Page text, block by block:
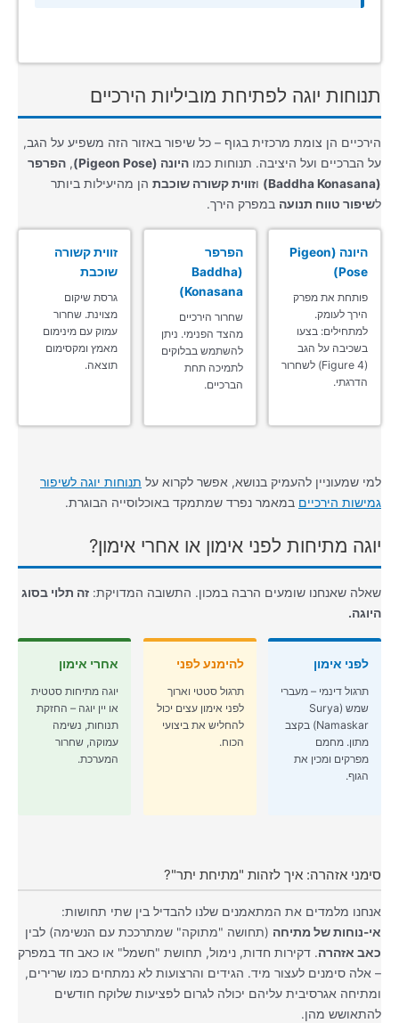
תנוחות יוגה לפתיחת מוביליות הירכיים
הירכיים הן צומת מרכזית בגוף – כל שיפור באזור הזה משפיע על הגב,
על הברכיים ועל היציבה. תנוחות כמו היונה (Pigeon Pose) , הפרפר
(Baddha Konasana)
וזווית קשורה שוכבת הן מהיעילות ביותר
לשיפור טווח תנועה במפרק הירך.
היונה (Pigeon
Pose)
פותחת את מפרק
הירך לעומק.
למתחילים: בצעו
בשכיבה על הגב
(Figure 4) לשחרור
הדרגתי.
הפרפר
(Baddha
Konasana)
שחרור הירכיים
מהצד הפנימי. ניתן
להשתמש בבלוקים
לתמיכה תחת
הברכיים.
זווית קשורה
שוכבת
גרסת שיקום
מצוינת. שחרור
עמוק עם מינימום
מאמץ ומקסימום
תוצאה.
למי שמעוניין להעמיק בנושא, אפשר לקרוא על תנוחות יוגה לשיפור
גמישות הירכיים במאמר נפרד שמתמקד באוכלוסייה הבוגרת.
יוגה מתיחות לפני אימון או אחרי אימון?
שאלה שאנחנו שומעים הרבה במכון. התשובה המדויקת: זה תלוי בסוג
היוגה.
לפני אימון
תרגול דינמי – מעברי
שמש (Surya
Namaskar) בקצב
מתון. מחמם
מפרקים ומכין את
הגוף.
להימנע לפני
תרגול סטטי וארוך
לפני אימון עצים יכול
להחליש את ביצועי
הכוח.
אחרי אימון
יוגה מתיחות סטטית
או יין יוגה – החזקת
תנוחות, נשימה
עמוקה, שחרור
המערכת.
סימני אזהרה: איך לזהות "מתיחת יתר"?
אנחנו מלמדים את המתאמנים שלנו להבדיל בין שתי תחושות:
אי-נוחות של מתיחה (תחושה "מתוקה" שמתרככת עם הנשימה) לבין
כאב אזהרה. דקירות חדות, נימול, תחושת "חשמל" או כאב חד במפרק
– אלה סימנים לעצור מיד. הגידים והרצועות לא נמתחים כמו שרירים,
ומתיחה אגרסיבית עליהם יכולה לגרום לפציעות שלוקח חודשים
להתאושש מהן.